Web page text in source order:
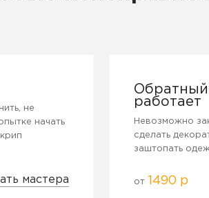
не
начать
мастера
Обратный
работает
Невозможно
сделать
заштопать
от 1490 р